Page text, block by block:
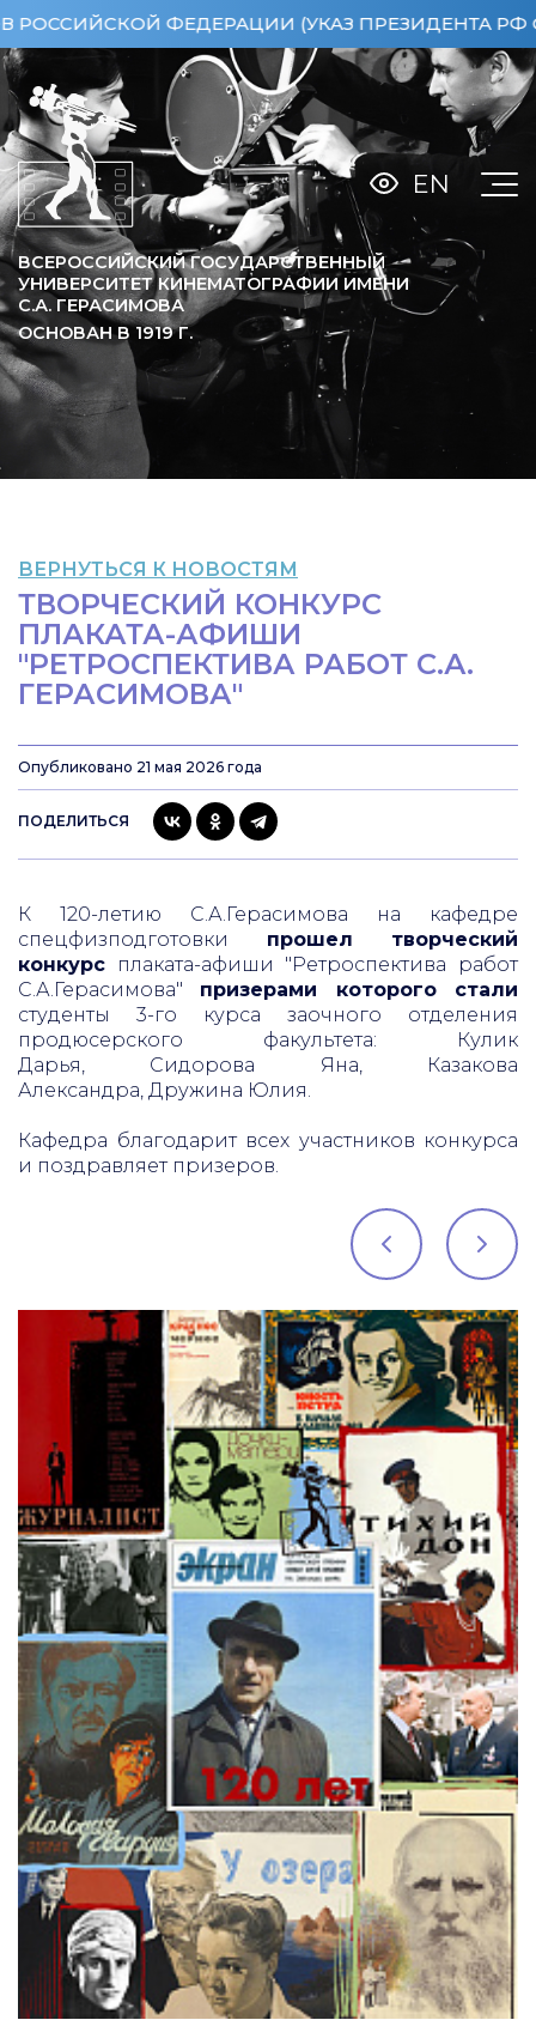
ФЕДЕРАЦИИ (УКАЗ ПРЕЗИДЕНТА РФ ОТ
ВСЕРОССИЙСКИЙ ГОСУДАРСТВЕННЫЙ
УНИВЕРСИТЕТ КИНЕМАТОГРАФИИ ИМЕНИ
С.А. ГЕРАСИМОВА
ОСНОВАН В 1919Г.
EN
ВЕРНУТЬСЯ К НОВОСТЯМ
ТВОРЧЕСКИЙ КОНКУРС
ПЛАКАТА-АФИШИ
"РЕТРОСПЕКТИВА РАБОТ С.А.
ГЕРАСИМОВА"
Опубликовано 21 мая 2026 года
ПОДЕЛИТЬСЯ
К 120-летию С.А.Герасимова на кафедре
спецфизподготовки прошел творческий
конкурс плаката-афиши "Ретроспектива работ
С.А.Герасимова" призерами которого стали
студенты 3-го курса заочного отделения
продюсерского факультета: Кулик
Дарья, Сидорова Яна, Казакова
Александра, Дружина Юлия.
Кафедра благодарит всех участников конкурса
и поздравляет призеров.